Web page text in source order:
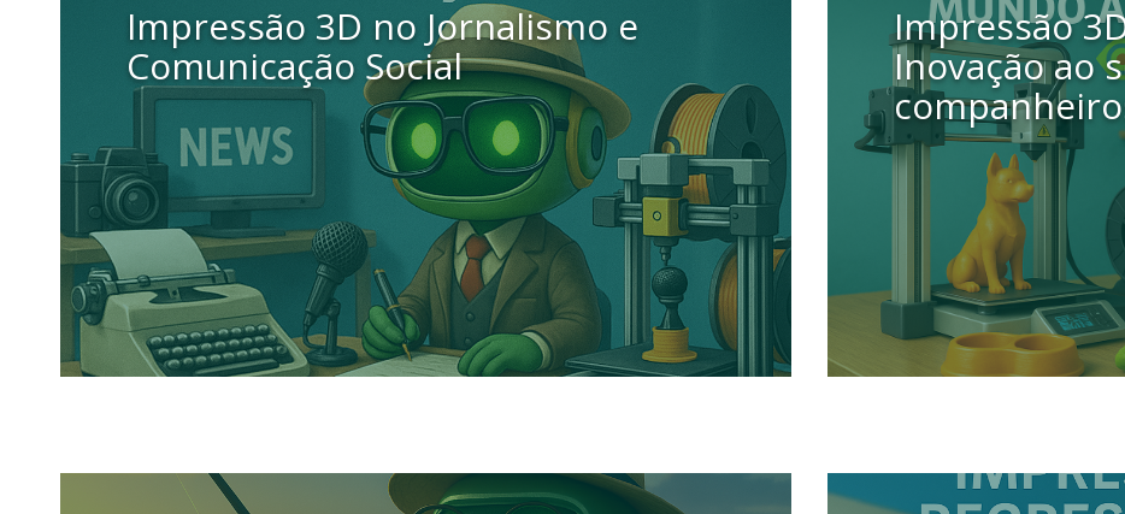
Impressão 3D no Jornalismo e
Comunicação Social
9 setembro 2025
Impressão
Inovação ao
8 setembro 2025